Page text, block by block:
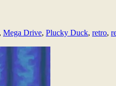
, Mega Drive, Plucky Duck, retro,